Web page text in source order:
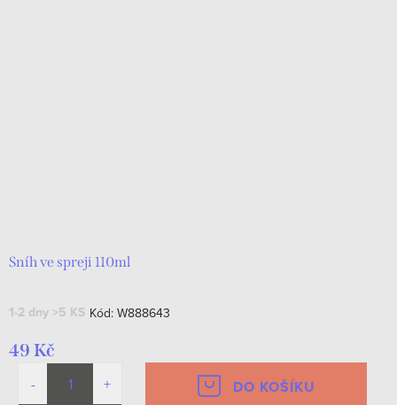
Sníh ve spreji 110ml
1-2 dny >5 KS Kód: W888643
49 Kč
DO KOŠÍKU